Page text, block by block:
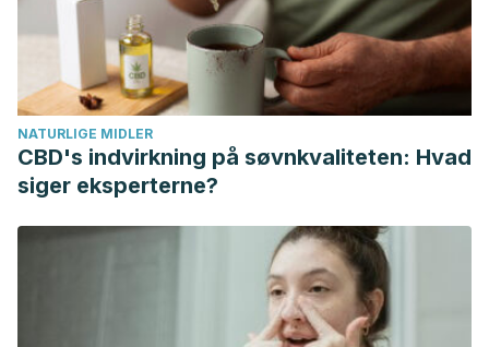
https://hospital.vallhebron.com/es/pruebas-
diagnosticas/cateterismo-cardiaco
Catéter: qué es, síntomas, causas, prevención y
tratamiento | Top Doctors. (n.d.). Retrieved April 15, 2020,
from https://www.topdoctors.es/diccionario-medico/cateter
NATURLIGE MIDLER
CBD's indvirkning på søvnkvaliteten: Hvad
siger eksperterne?